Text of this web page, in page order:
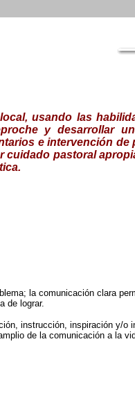
usando las
y desarrollar
e intervención de
cuidado pastoral
la comunicación clara
de lograr.
instrucción, inspiración y/o
de la comunicación a la